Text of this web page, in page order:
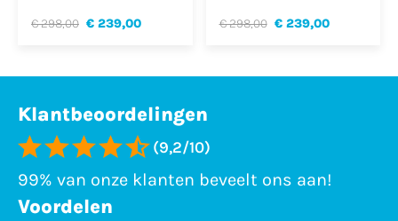
€ 298,00 € 239,00 € 298,00 € 239,00
Klantbeoordelingen
(9,2/10)
99% van onze klanten beveelt ons aan!
Voordelen